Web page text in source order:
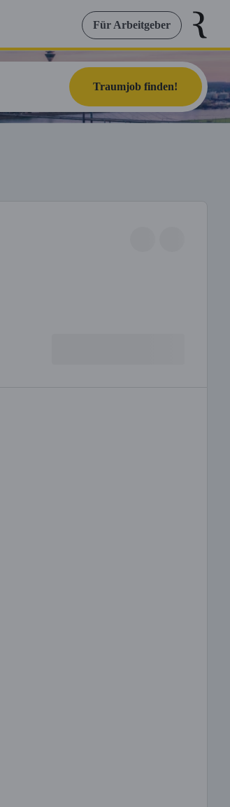
Für Arbeitgeber
Traumjob finden!